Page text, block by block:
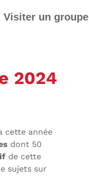
Visiter un groupe
2024
cette année
dont 50
de cette
sujets sur